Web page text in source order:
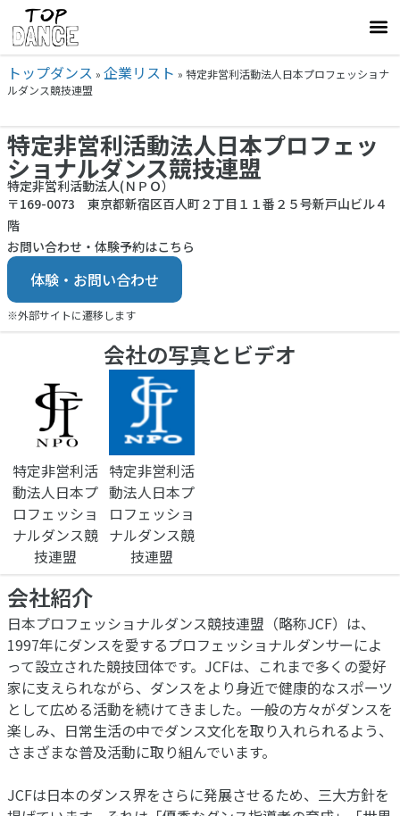
トップダンス » 企業リスト » 特定非営利活動法人日本プロフェッショナ
ルダンス競技連盟
特定非営利活動法人日本プロフェッ
ショナルダンス競技連盟
特定非営利活動法人(ＮＰＯ）
〒169-0073 東京都新宿区百人町２丁目１１番２５号新戸山ビル４
階
お問い合わせ・体験予約はこちら
体験・お問い合わせ
※外部サイトに遷移します
会社の写真とビデオ
特定非営利活
動法人日本プ
ロフェッショ
ナルダンス競
技連盟
特定非営利活
動法人日本プ
ロフェッショ
ナルダンス競
技連盟
会社紹介
日本プロフェッショナルダンス競技連盟（略称JCF）は、
1997年にダンスを愛するプロフェッショナルダンサーによ
って設立された競技団体です。JCFは、これまで多くの愛好
家に支えられながら、ダンスをより身近で健康的なスポーツ
として広める活動を続けてきました。一般の方々がダンスを
楽しみ、日常生活の中でダンス文化を取り入れられるよう、
さまざまな普及活動に取り組んでいます。
JCFは日本のダンス界をさらに発展させるため、三大方針を